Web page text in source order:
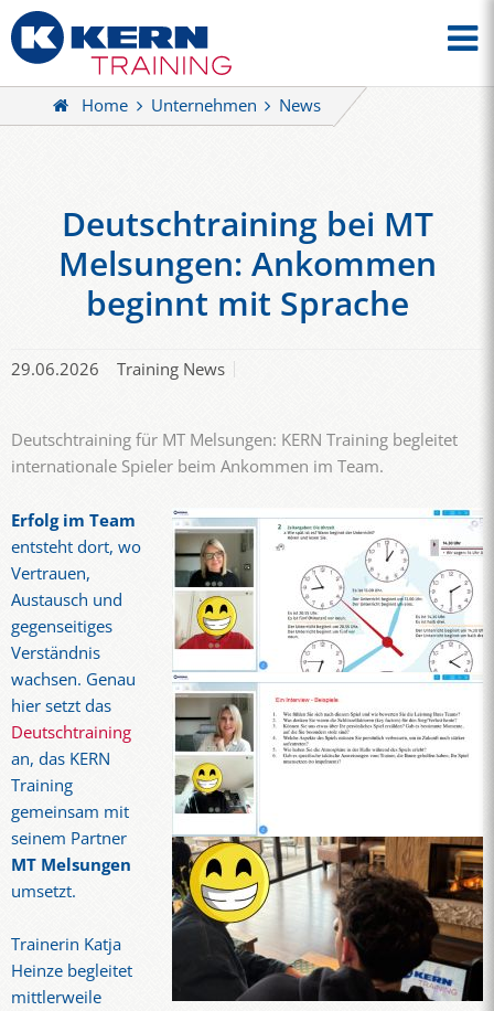
Home Unternehmen News
Deutschtraining bei MT
Melsungen: Ankommen
beginnt mit Sprache
29.06.2026 Training News
Deutschtraining für MT Melsungen: KERN Training begleitet
internationale Spieler beim Ankommen im Team.
Erfolg im Team
entsteht dort, wo
Vertrauen,
Austausch und
gegenseitiges
Verständnis
wachsen. Genau
hier setzt das
Deutschtraining
an, das KERN
Training
gemeinsam mit
seinem Partner
MT Melsungen
umsetzt.
Trainerin Katja
Heinze begleitet
mittlerweile